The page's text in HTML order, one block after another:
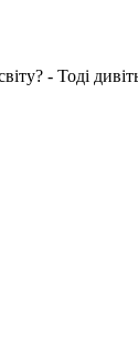
- Тоді